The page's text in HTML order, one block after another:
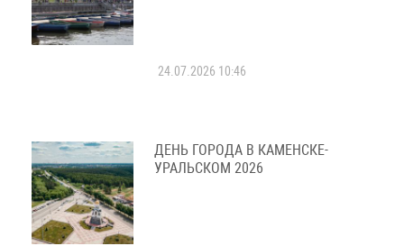
24.07.2026 10:46
ДЕНЬ ГОРОДА В КАМЕНСКЕ-
УРАЛЬСКОМ 2026